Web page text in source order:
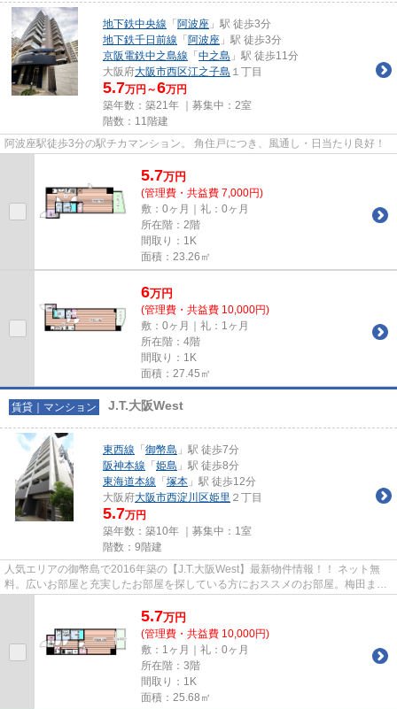
地下鉄中央線 「 阿波座 」駅 徒歩3分
地下鉄千日前線 「 阿波座 」駅 徒歩3分
京阪電鉄中之島線 「 中之島 」駅 徒歩11分
大阪府大阪市西区江之子島 １丁目
5.7万円～6万円
築年数：築21年 ｜募集中： 2室
階数：11階建
阿波座駅徒歩3分の駅チカマンション。 角住戸につき、風通し・日当たり良好！
5.7万円
(管理費・共益費 7,000円)
敷：0ヶ月｜礼：0ヶ月
所在階：2階
間取り：1K
面積：23.26㎡
6万円
(管理費・共益費 10,000円)
敷：0ヶ月｜礼：1ヶ月
所在階：4階
間取り：1K
面積：27.45㎡
賃貸｜マンション J.T.大阪West
東西線 「 御幣島 」駅 徒歩7分
阪神本線 「 姫島 」駅 徒歩8分
東海道本線 「 塚本 」駅 徒歩12分
大阪府大阪市西淀川区姫里 ２丁目
5.7万円
築年数：築10年 ｜募集中： 1室
階数：9階建
人気エリアの御幣島で2016年築の【J.T.大阪West】最新物件情報！！ ネット無
料。広いお部屋と充実したお部屋を探している方におススメのお部屋。梅田まで
5.7万円
(管理費・共益費 10,000円)
敷：1ヶ月｜礼：0ヶ月
所在階：3階
間取り：1K
面積：25.68㎡